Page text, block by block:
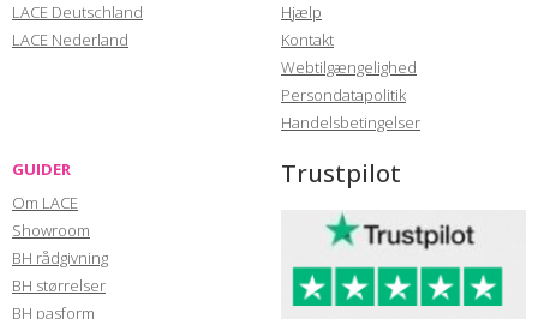
LACE Deutschland
LACE Nederland
Hjælp
Kontakt
Webtilgængelighed
Persondatapolitik
Handelsbetingelser
GUIDER
Om LACE
Showroom
BH rådgivning
BH størrelser
BH pasform
Trustpilot